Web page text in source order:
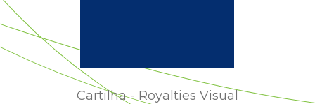
Cartilha - Royalties Visual